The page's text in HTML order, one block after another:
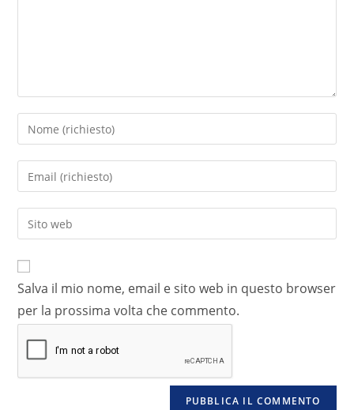
Salva il mio nome, email e sito web in questo browser
per la prossima volta che commento.